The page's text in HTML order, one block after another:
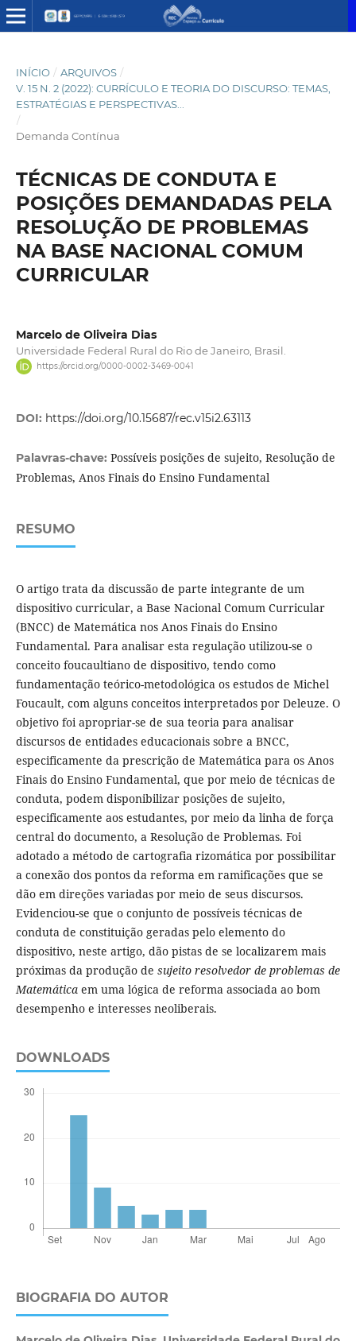
INÍCIO / ARQUIVOS /
V. 15 N. 2 (2022): CURRÍCULO E TEORIA DO DISCURSO: TEMAS,
ESTRATÉGIAS E PERSPECTIVAS...
/
Demanda Contínua
TÉCNICAS DE CONDUTA E
POSIÇÕES DEMANDADAS PELA
RESOLUÇÃO DE PROBLEMAS
NA BASE NACIONAL COMUM
CURRICULAR
Marcelo de Oliveira Dias
Universidade Federal Rural do Rio de Janeiro, Brasil.
https://orcid.org/0000-0002-3469-0041
DOI: https://doi.org/10.15687/rec.v15i2.63113
Palavras-chave: Possíveis posições de sujeito, Resolução de
Problemas, Anos Finais do Ensino Fundamental
RESUMO
O artigo trata da discussão de parte integrante de um
dispositivo curricular, a Base Nacional Comum Curricular
(BNCC) de Matemática nos Anos Finais do Ensino
Fundamental. Para analisar esta regulação utilizou-se o
conceito foucaultiano de dispositivo, tendo como
fundamentação teórico-metodológica os estudos de Michel
Foucault, com alguns conceitos interpretados por Deleuze. O
objetivo foi apropriar-se de sua teoria para analisar
discursos de entidades educacionais sobre a BNCC,
especificamente da prescrição de Matemática para os Anos
Finais do Ensino Fundamental, que por meio de técnicas de
conduta, podem disponibilizar posições de sujeito,
especificamente aos estudantes, por meio da linha de força
central do documento, a Resolução de Problemas. Foi
adotado a método de cartografia rizomática por possibilitar
a conexão dos pontos da reforma em ramificações que se
dão em direções variadas por meio de seus discursos.
Evidenciou-se que o conjunto de possíveis técnicas de
conduta de constituição geradas pelo elemento do
dispositivo, neste artigo, dão pistas de se localizarem mais
próximas da produção de sujeito resolvedor de problemas de
Matemáticaem uma lógica de reforma associada ao bom
desempenho e interesses neoliberais.
DOWNLOADS
BIOGRAFIA DO AUTOR